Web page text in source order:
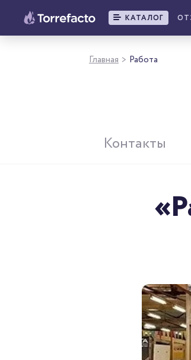
КАТАЛОГ
Главная > Работа
Контакты